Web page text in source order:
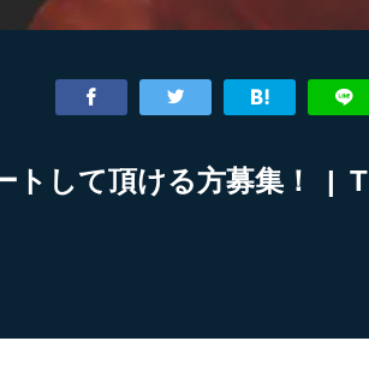
トして頂ける方募集！ | T